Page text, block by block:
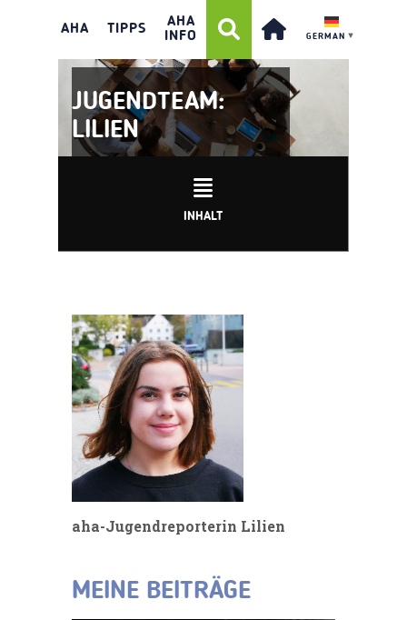
AHA TIPPS
AHA
INFO
GERMAN ▼
JUGENDTEAM:
LILIEN
INHALT
aha-Jugendreporterin Lilien
MEINE BEITRÄGE